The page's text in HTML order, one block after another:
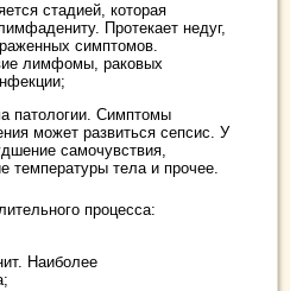
стадией, которая
Протекает недуг,
симптомов.
лимфомы, раковых
патологии. Симптомы
может развиться сепсис. У
самочувствия,
температуры тела и прочее.
процесса:
Наиболее